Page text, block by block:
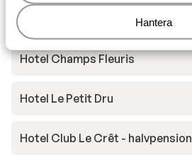
Hantera
Hotel Champs Fleuris
Hotel Le Petit Dru
Hotel Club Le Crêt - halvpension